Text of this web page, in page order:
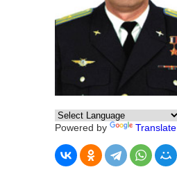
Powered by Translate